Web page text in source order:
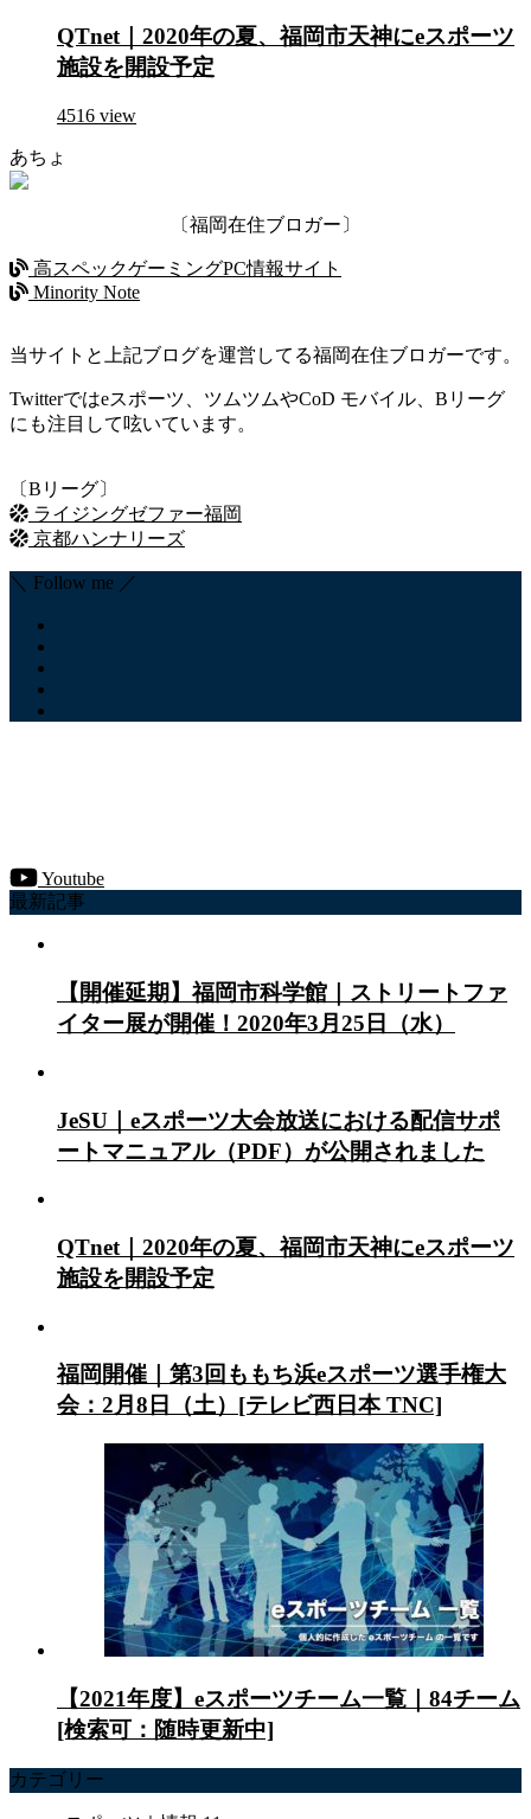
QTnet｜2020年の夏、福岡市天神にeスポーツ
施設を開設予定
4516 view
あちょ
〔福岡在住ブロガー〕
高スペックゲーミングPC情報サイト
Minority Note
当サイトと上記ブログを運営してる福岡在住ブロガーです。
Twitterではeスポーツ、ツムツムやCoD モバイル、Bリーグ
にも注目して呟いています。
〔Bリーグ〕
ライジングゼファー福岡
京都ハンナリーズ
＼ Follow me ／
Youtube
最新記事
【開催延期】福岡市科学館｜ストリートファ
イター展が開催！2020年3月25日（水）
JeSU｜eスポーツ大会放送における配信サポ
ートマニュアル（PDF）が公開されました
QTnet｜2020年の夏、福岡市天神にeスポーツ
施設を開設予定
福岡開催｜第3回ももち浜eスポーツ選手権大
会：2月8日（土）[テレビ西日本 TNC]
【2021年度】eスポーツチーム一覧｜84チーム
[検索可：随時更新中]
カテゴリー